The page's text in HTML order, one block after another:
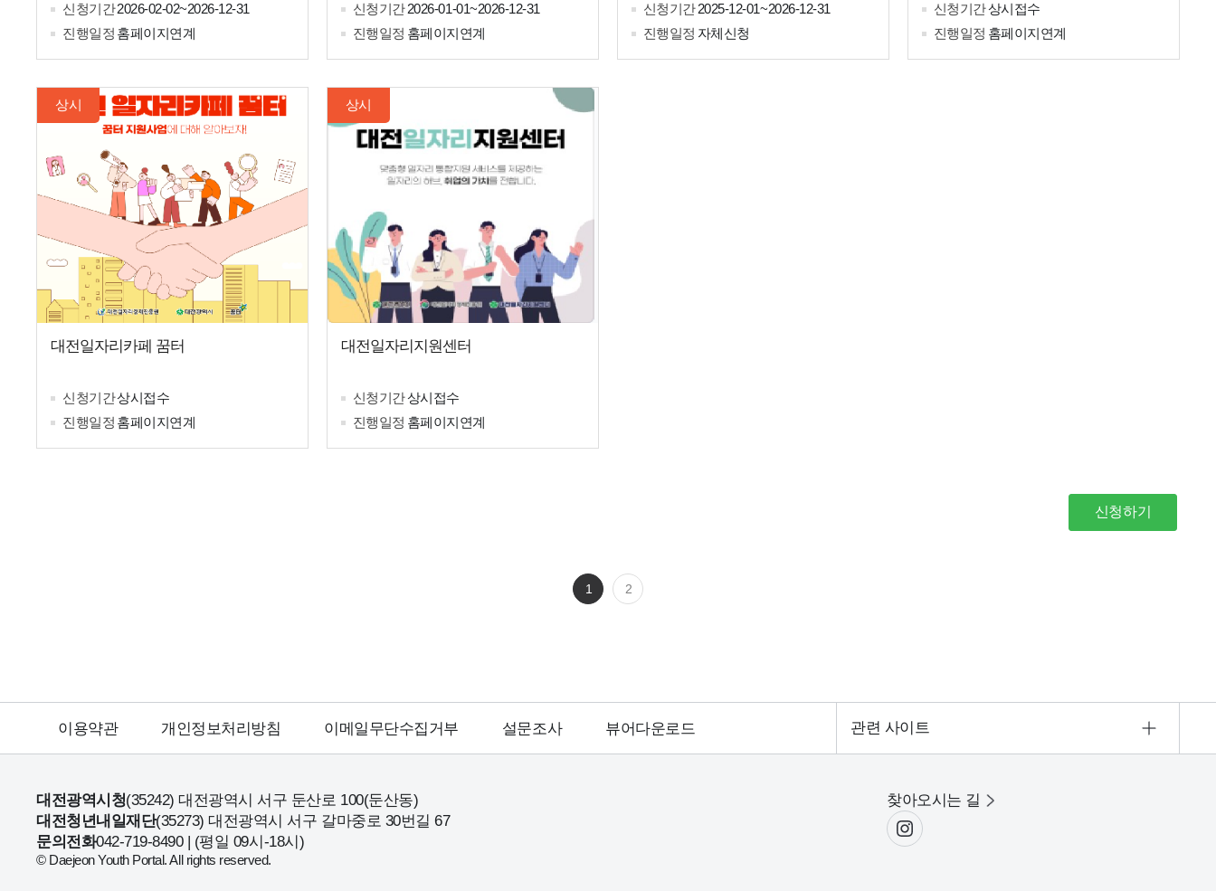
신청기간2026-02-02~2026-12-31
진행일정 홈페이지연계
신청기간2026-01-01~2026-12-31
진행일정 홈페이지연계
신청기간2025-12-01~2026-12-31
진행일정 자체신청
신청기간상시접수
진행일정 홈페이지연계
상시
대전일자리카페 꿈터
신청기간상시접수
진행일정 홈페이지연계
상시
대전일자리지원센터
신청기간상시접수
진행일정 홈페이지연계
신청하기
1 2
이용약관 개인정보처리방침 이메일무단수집거부 설문조사 뷰어다운로드 관련 사이트
대전광역시청(35242) 대전광역시 서구 둔산로 100(둔산동)
대전청년내일재단(35273) 대전광역시 서구 갈마중로 30번길 67
문의전화042-719-8490 | (평일 09시-18시)
© Daejeon Youth Portal. All rights reserved.
찾아오시는 길